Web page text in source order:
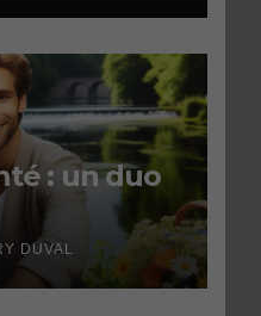
: un duo
DUVAL